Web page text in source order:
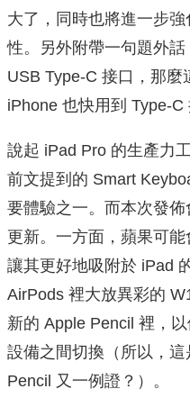
大了，同時也將進一步
性。另外附帶一句題外
USB Type-C 接口，那
iPhone 也快用到 Type-C
說起 iPad Pro 的生產力
前文提到的 Smart
要體驗之一。而本次發
更新。一方面，蘋果可
讓其更好地吸附於 iPad
AirPods 裡大放異彩的
新的 Apple Pencil 裡，
設備之間切換（所以，
Pencil 又一例證？）。